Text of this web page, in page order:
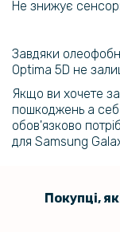
Чохол-накладка
A23 5G
Не знижує
Завдяки
Optima 5D не
Якщо ви хочете
пошкоджень а
обов'язково
для Samsung
Покупці,